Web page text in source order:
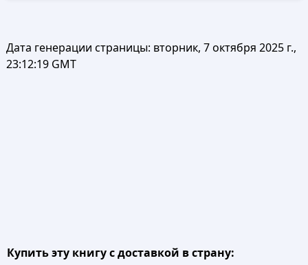
Дата генерации страницы: вторник, 7 октября 2025 г.,
23:12:19 GMT
Купить эту книгу с доставкой в страну: